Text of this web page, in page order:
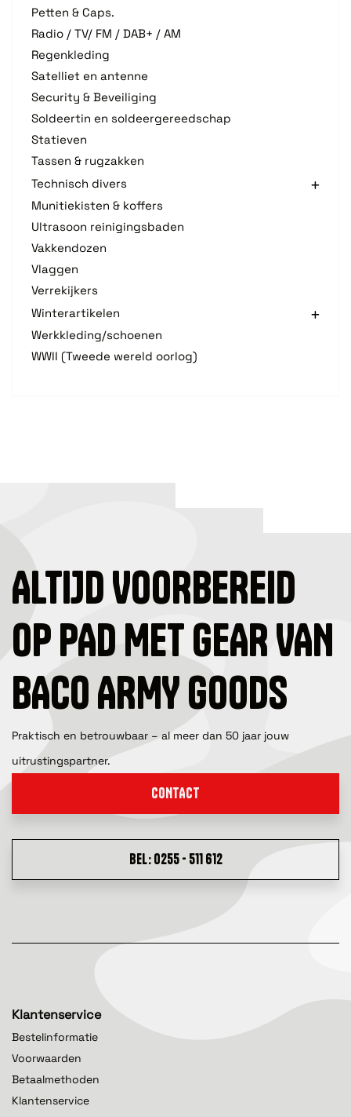
Petten & Caps.
Radio / TV/ FM / DAB+ / AM
Regenkleding
Satelliet en antenne
Security & Beveiliging
Soldeertin en soldeergereedschap
Statieven
Tassen & rugzakken
Technisch divers
Munitiekisten & koffers
Ultrasoon reinigingsbaden
Vakkendozen
Vlaggen
Verrekijkers
Winterartikelen
Werkkleding/schoenen
WWII (Tweede wereld oorlog)
ALTIJD VOORBEREID
OP PAD MET GEAR VAN
BACO ARMY GOODS
Praktisch en betrouwbaar – al meer dan 50 jaar jouw
uitrustingspartner.
CONTACT
BEL: 0255 - 511 612
Klantenservice
Bestelinformatie
Voorwaarden
Betaalmethoden
Klantenservice